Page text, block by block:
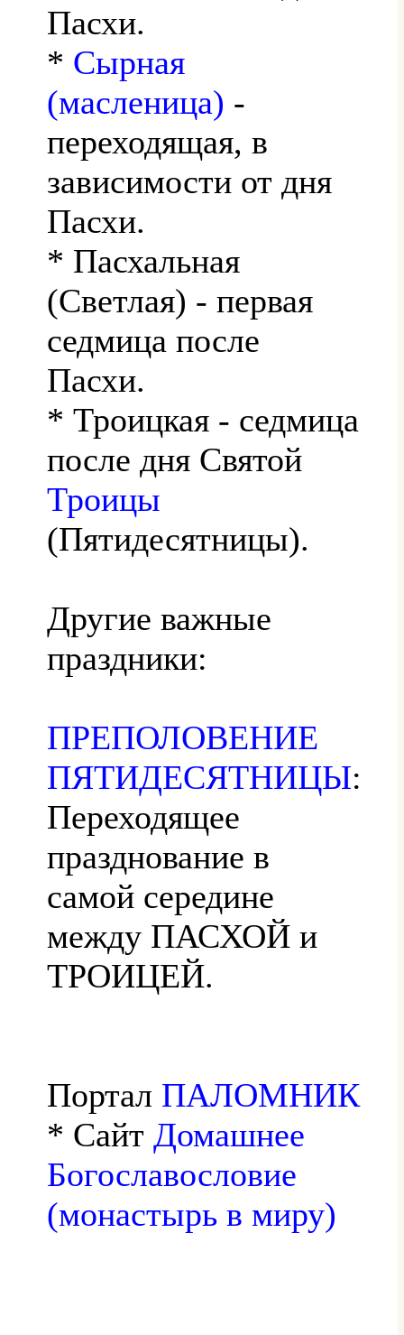
Пасхи.
* Сырная
(масленица) -
переходящая, в
зависимости от дня
Пасхи.
* Пасхальная
(Светлая) - первая
седмица после
Пасхи.
* Троицкая - седмица
после дня Святой
Троицы
(Пятидесятницы).
Другие важные
праздники:
ПРЕПОЛОВЕНИЕ
ПЯТИДЕСЯТНИЦЫ:
Переходящее
празднование в
самой середине
между ПАСХОЙ и
ТРОИЦЕЙ.
Портал ПАЛОМНИК
* Сайт Домашнее
Богославословие
(монастырь в миру)